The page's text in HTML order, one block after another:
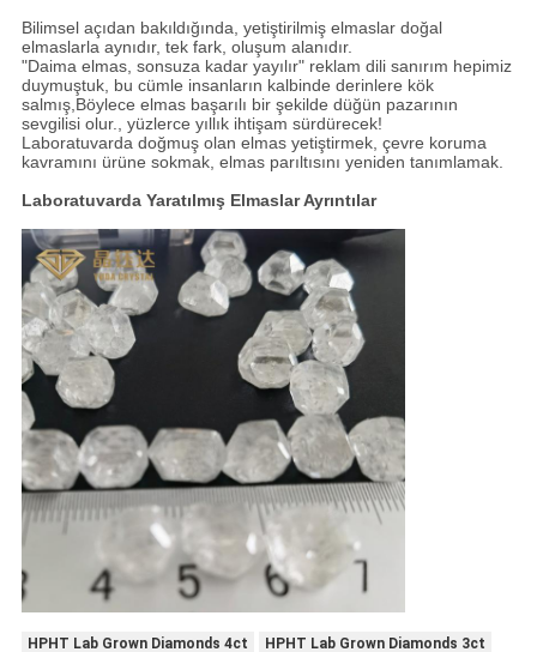
Bilimsel açıdan bakıldığında, yetiştirilmiş elmaslar doğal
elmaslarla aynıdır, tek fark, oluşum alanıdır.
"Daima elmas, sonsuza kadar yayılır" reklam dili sanırım hepimiz
duymuştuk, bu cümle insanların kalbinde derinlere kök
salmış,Böylece elmas başarılı bir şekilde düğün pazarının
sevgilisi olur., yüzlerce yıllık ihtişam sürdürecek!
Laboratuvarda doğmuş olan elmas yetiştirmek, çevre koruma
kavramını ürüne sokmak, elmas parıltısını yeniden tanımlamak.
Laboratuvarda Yaratılmış Elmaslar Ayrıntılar
HPHT Lab Grown Diamonds 4ct
HPHT Lab Grown Diamonds 3ct